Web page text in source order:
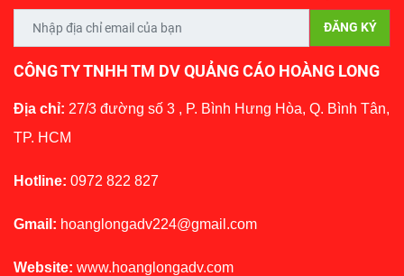
CÔNG TY TNHH TM DV QUẢNG CÁO HOÀNG LONG
Địa chỉ: 27/3 đường số 3 , P. Bình Hưng Hòa, Q. Bình Tân,
TP. HCM
Hotline: 0972 822 827
Gmail: hoanglongadv224@gmail.com
Website: www.hoanglongadv.com